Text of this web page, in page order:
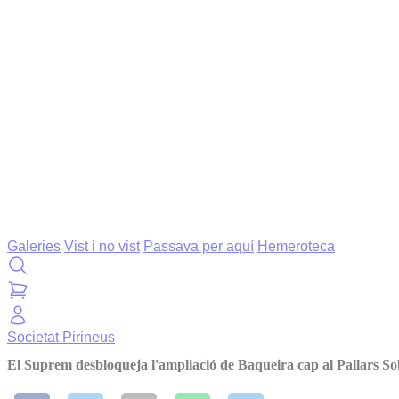
Galeries Vist i no vist Passava per aquí Hemeroteca
Societat Pirineus
El Suprem desbloqueja l'ampliació de Baqueira cap al Pallars